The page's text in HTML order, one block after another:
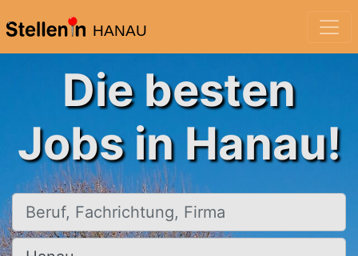
HANAU
Die besten
Jobs in Hanau!
Beruf, Fachrichtung, Firma
Ort, Stadt